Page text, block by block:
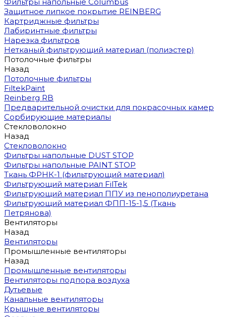
Защитное липкое покрытие REINBERG
Картриджные фильтры
Лабиринтные фильтры
Нарезка фильтров
Нетканый фильтрующий материал (полиэстер)
Потолочные фильтры
Назад
Потолочные фильтры
FiltekPaint
Reinberg RB
Предварительной очистки для покрасочных камер
Сорбирующие материалы
Стекловолокно
Назад
Стекловолокно
Фильтры напольные DUST STOP
Фильтры напольные PAINT STOP
Ткань ФРНК-1 (фильтрующий материал)
Фильтрующий материал FilTek
Фильтрующий материал ППУ из пенополиуретана
Фильтрующий материал ФПП-15-1,5 (Ткань
Петрянова)
Вентиляторы
Назад
Вентиляторы
Промышленные вентиляторы
Назад
Промышленные вентиляторы
Вентиляторы подпора воздуха
Дутьевые
Канальные вентиляторы
Крышные вентиляторы